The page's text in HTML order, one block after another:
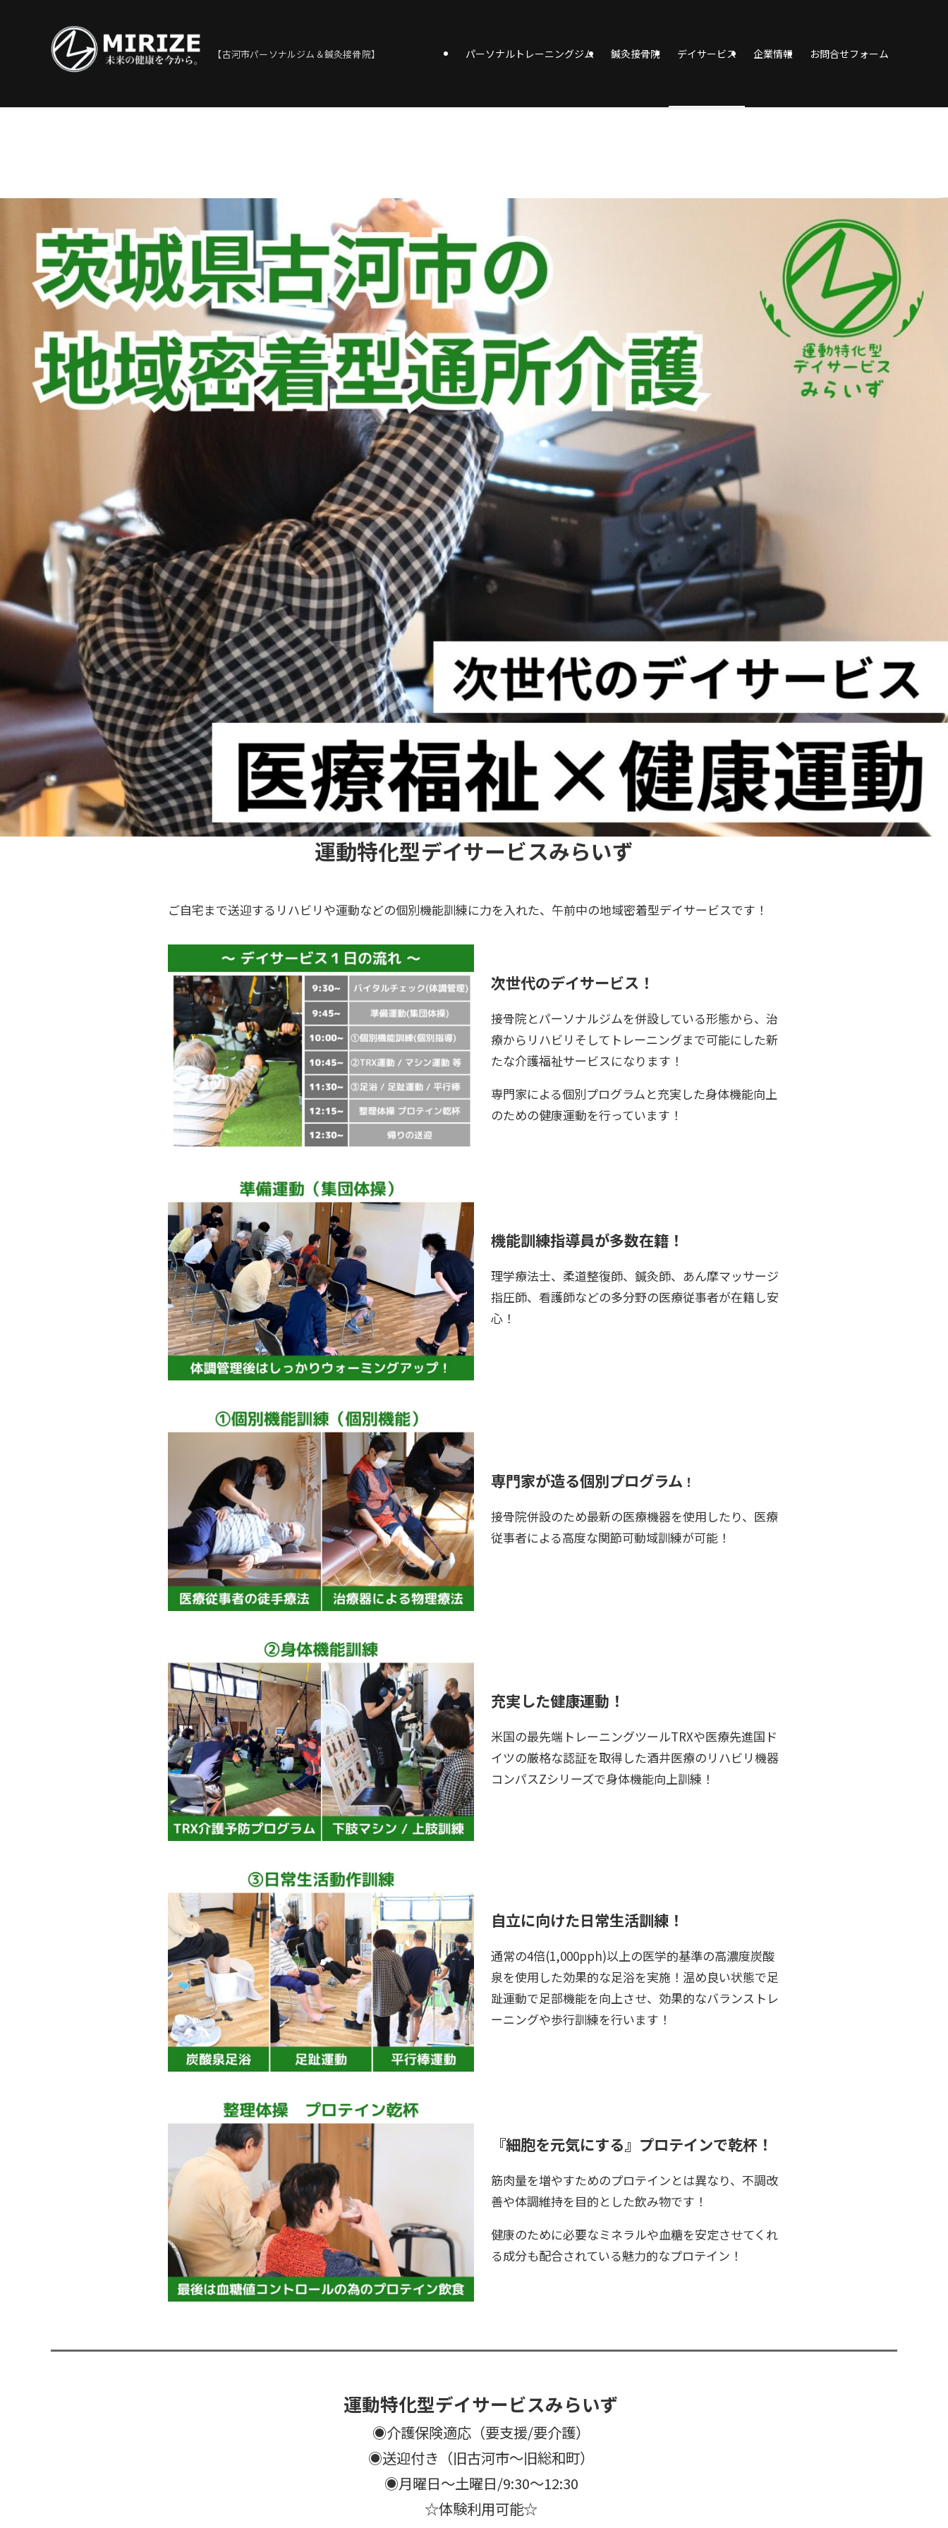
【古河市パーソナルジム＆鍼灸接骨院】 パーソナルトレーニングジム 鍼灸接骨院 デイサービス 企業情報 お問合せフォーム
運動特化型デイサービスみらいず
ご自宅まで送迎するリハビリや運動などの個別機能訓練に力を入れた、午前中の地域密着型デイサービスです！
次世代のデイサービス！
接骨院とパーソナルジムを併設している形態から、治
療からリハビリそしてトレーニングまで可能にした新
たな介護福祉サービスになります！
専門家による個別プログラムと充実した身体機能向上
のための健康運動を行っています！
機能訓練指導員が多数在籍！
理学療法士、柔道整復師、鍼灸師、あん摩マッサージ
指圧師、看護師などの多分野の医療従事者が在籍し安
心！
専門家が造る個別プログラム ！
接骨院併設のため最新の医療機器を使用したり、医療
従事者による高度な関節可動域訓練が可能！
充実した健康運動！
米国の最先端トレーニングツールTRXや医療先進国ド
イツの厳格な認証を取得した酒井医療のリハビリ機器
コンパスZシリーズで身体機能向上訓練！
自立に向けた日常生活訓練！
通常の4倍(1,000pph)以上の医学的基準の高濃度炭酸
泉を使用した効果的な足浴を実施！温め良い状態で足
趾運動で足部機能を向上させ、効果的なバランストレ
ーニングや歩行訓練を行います！
『細胞を元気にする』プロテインで乾杯！
筋肉量を増やすためのプロテインとは異なり、不調改
善や体調維持を目的とした飲み物です！
健康のために必要なミネラルや血糖を安定させてくれ
る成分も配合されている魅力的なプロテイン！
運動特化型デイサービスみらいず
◉介護保険適応（要支援/要介護）
◉送迎付き（旧古河市～旧総和町）
◉月曜日〜土曜日/9:30〜12:30
☆体験利用可能☆